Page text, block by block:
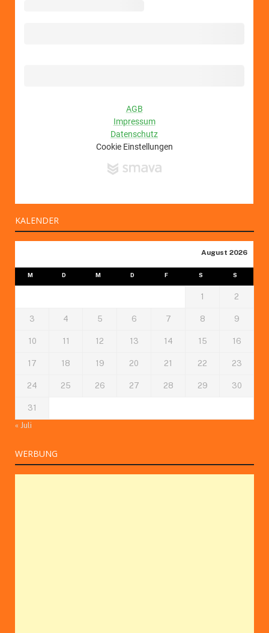
KALENDER
August 2026
M D M D F S S
1 2
3 4 5 6 7 8 9
10 11 12 13 14 15 16
17 18 19 20 21 22 23
24 25 26 27 28 29 30
31
« Juli
WERBUNG